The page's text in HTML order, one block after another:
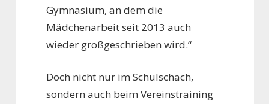
Gymnasium, an dem die
Mädchenarbeit seit 2013 auch
wieder großgeschrieben wird.“
Doch nicht nur im Schulschach,
sondern auch beim Vereinstraining